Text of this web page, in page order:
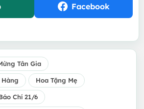
Facebook
Tân Gia
Hàng Hoa Tặng Mẹ
Chí 21/6